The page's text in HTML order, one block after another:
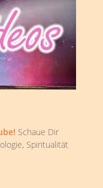
Schaue Dir
Spiritualität